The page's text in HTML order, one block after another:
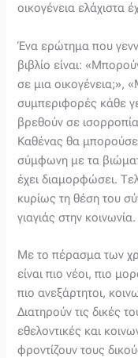
οικογένεια ελάχιστα
Ένα ερώτημα που
βιβλίο είναι:
σε μια οικογένεια;»,
συμπεριφορές κάθε
βρεθούν σε
Καθένας θα μπορούσε
σύμφωνη με τα
έχει διαμορφώσει.
κυρίως τη θέση του
γιαγιάς στην κοινωνία.
Με το πέρασμα των
είναι πιο νέοι, πιο
πιο ανεξάρτητοι,
Διατηρούν τις δικές
εθελοντικές και
φροντίζουν τους